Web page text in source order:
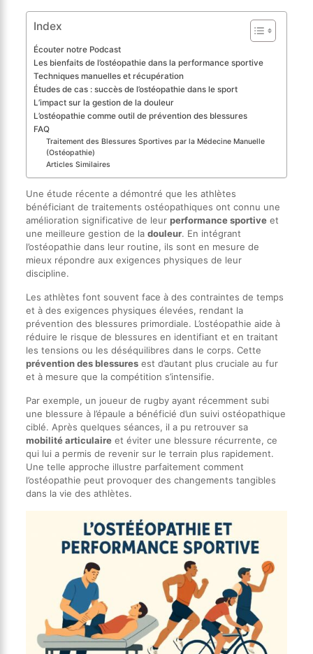
Index
Écouter notre Podcast
Les bienfaits de l’ostéopathie dans la performance sportive
Techniques manuelles et récupération
Études de cas : succès de l’ostéopathie dans le sport
L’impact sur la gestion de la douleur
L’ostéopathie comme outil de prévention des blessures
FAQ
Traitement des Blessures Sportives par la Médecine Manuelle
(Ostéopathie)
Articles Similaires
Une étude récente a démontré que les athlètes
bénéficiant de traitements ostéopathiques ont connu une
amélioration significative de leur performance sportiveet
une meilleure gestion de la douleur. En intégrant
l’ostéopathie dans leur routine, ils sont en mesure de
mieux répondre aux exigences physiques de leur
discipline.
Les athlètes font souvent face à des contraintes de temps
et à des exigences physiques élevées, rendant la
prévention des blessures primordiale. L’ostéopathie aide à
réduire le risque de blessures en identifiant et en traitant
les tensions ou les déséquilibres dans le corps. Cette
prévention des blessuresest d’autant plus cruciale au fur
et à mesure que la compétition s’intensifie.
Par exemple, un joueur de rugby ayant récemment subi
une blessure à l’épaule a bénéficié d’un suivi ostéopathique
ciblé. Après quelques séances, il a pu retrouver sa
mobilité articulaireet éviter une blessure récurrente, ce
qui lui a permis de revenir sur le terrain plus rapidement.
Une telle approche illustre parfaitement comment
l’ostéopathie peut provoquer des changements tangibles
dans la vie des athlètes.